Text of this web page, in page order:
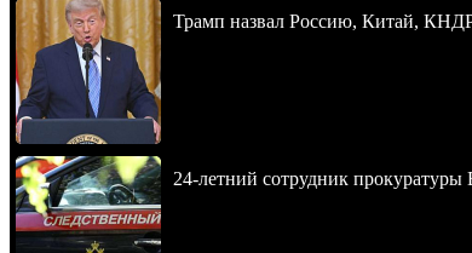
Трамп назвал Россию, Китай,
24-летний сотрудник